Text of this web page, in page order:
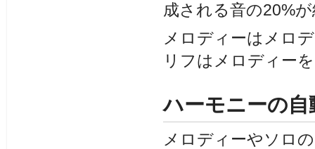
成される音の20%
メロディーはメロ
リフはメロディー
ハーモニーの自
メロディーやソロ